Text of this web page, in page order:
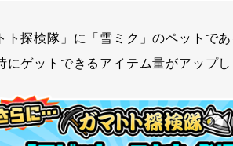
ト探検隊」に「雪ミク」のペットで
ゲットできるアイテム量がアップし